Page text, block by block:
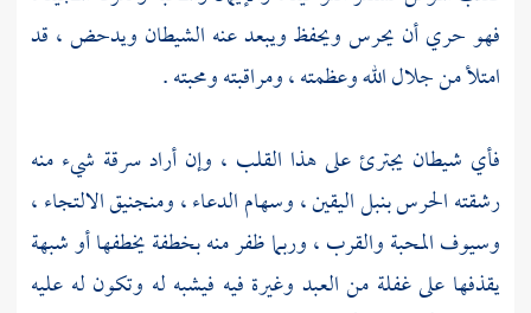
فهو حري أن يحرس ويحفظ ويبعد عنه الشيطان ويدحض ، قد
امتلأ من جلال الله وعظمته ، ومراقبته ومحبته .
فأي شيطان يجترئ على هذا القلب ، وإن أراد سرقة شيء منه
رشقته الحرس بنبل اليقين ، وسهام الدعاء ، ومنجنيق الالتجاء ،
وسيوف المحبة والقرب ، وربما ظفر منه بخطفة يخطفها أو شبهة
يقذفها على غفلة من العبد وغيرة فيه فيشبه له وتكون له عليه